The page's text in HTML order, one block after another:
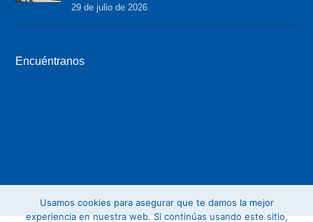
a
m
29 de julio de 2026
Encuéntranos
Usamos cookies para asegurar que te damos la mejor
experiencia en nuestra web. Si continúas usando este sitio,